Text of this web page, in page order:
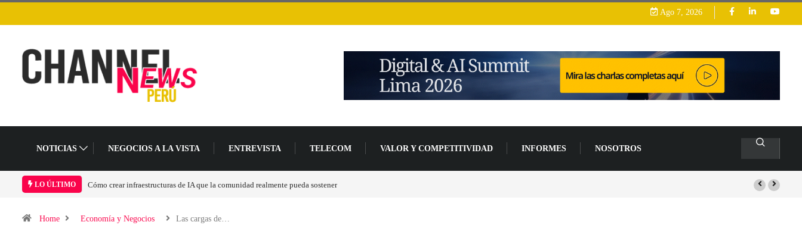
Ago 7, 2026
NOTICIAS NEGOCIOS A LA VISTA ENTREVISTA TELECOM VALOR Y COMPETITIVIDAD INFORMES NOSOTROS
LO ÚLTIMO
realmente pueda sostenerLas tarjetas gráficas RDNA 5 ya están en fase avanzada de desarrollo
Home Economía y Negocios Las cargas de…